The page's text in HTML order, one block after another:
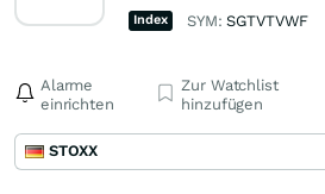
Index SYM:SGTVTVWF
Alarme
einrichten
Zur Watchlist
hinzufügen
STOXX